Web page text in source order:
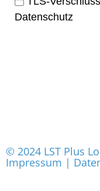
© 2024 LST Plus
Impressum |